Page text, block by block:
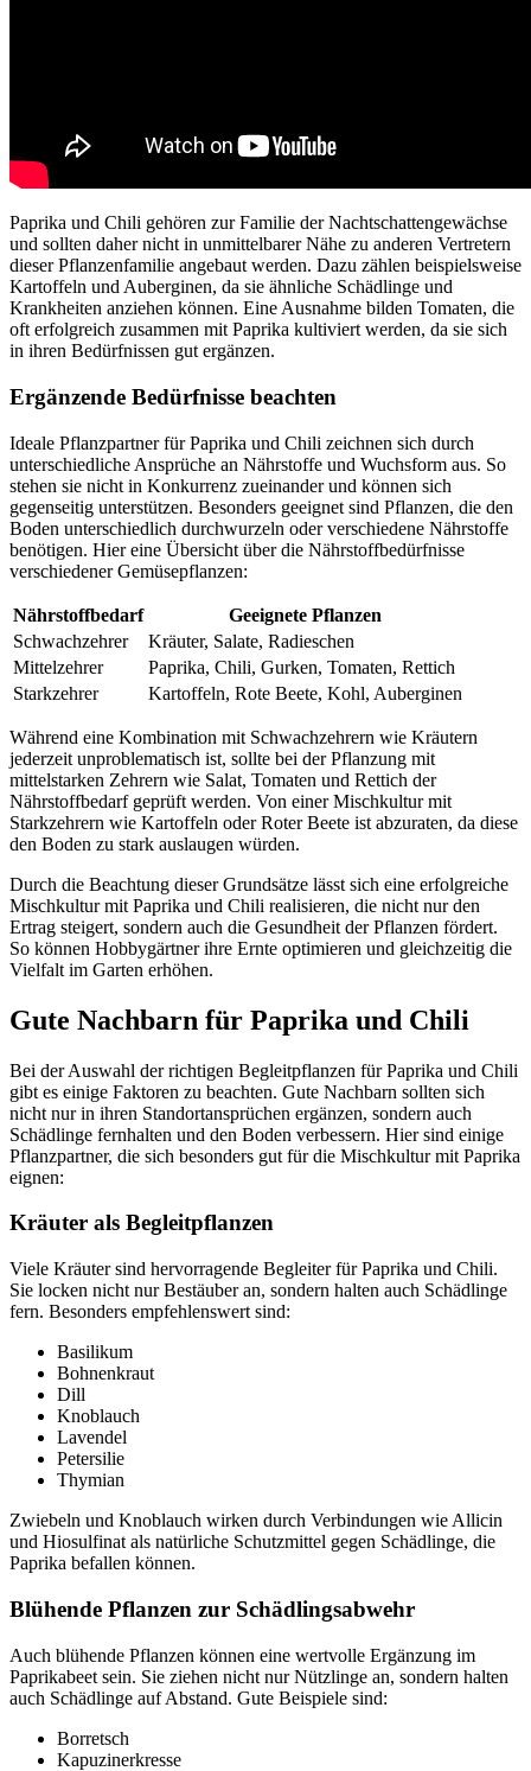
Paprika und Chili gehören zur Familie der Nachtschattengewächse
und sollten daher nicht in unmittelbarer Nähe zu anderen Vertretern
dieser Pflanzenfamilie angebaut werden. Dazu zählen beispielsweise
Kartoffeln und Auberginen, da sie ähnliche Schädlinge und
Krankheiten anziehen können. Eine Ausnahme bilden Tomaten, die
oft erfolgreich zusammen mit Paprika kultiviert werden, da sie sich
in ihren Bedürfnissen gut ergänzen.
Ergänzende Bedürfnisse beachten
Ideale Pflanzpartner für Paprika und Chili zeichnen sich durch
unterschiedliche Ansprüche an Nährstoffe und Wuchsform aus. So
stehen sie nicht in Konkurrenz zueinander und können sich
gegenseitig unterstützen. Besonders geeignet sind Pflanzen, die den
Boden unterschiedlich durchwurzeln oder verschiedene Nährstoffe
benötigen. Hier eine Übersicht über die Nährstoffbedürfnisse
verschiedener Gemüsepflanzen:
Nährstoffbedarf
Geeignete Pflanzen
Schwachzehrer
Kräuter, Salate, Radieschen
Mittelzehrer
Paprika, Chili, Gurken, Tomaten, Rettich
Starkzehrer
Kartoffeln, Rote Beete, Kohl, Auberginen
Während eine Kombination mit Schwachzehrern wie Kräutern
jederzeit unproblematisch ist, sollte bei der Pflanzung mit
mittelstarken Zehrern wie Salat, Tomaten und Rettich der
Nährstoffbedarf geprüft werden. Von einer Mischkultur mit
Starkzehrern wie Kartoffeln oder Roter Beete ist abzuraten, da diese
den Boden zu stark auslaugen würden.
Durch die Beachtung dieser Grundsätze lässt sich eine erfolgreiche
Mischkultur mit Paprika und Chili realisieren, die nicht nur den
Ertrag steigert, sondern auch die Gesundheit der Pflanzen fördert.
So können Hobbygärtner ihre Ernte optimieren und gleichzeitig die
Vielfalt im Garten erhöhen.
Gute Nachbarn für Paprika und Chili
Bei der Auswahl der richtigen Begleitpflanzen für Paprika und Chili
gibt es einige Faktoren zu beachten. Gute Nachbarn sollten sich
nicht nur in ihren Standortansprüchen ergänzen, sondern auch
Schädlinge fernhalten und den Boden verbessern. Hier sind einige
Pflanzpartner, die sich besonders gut für die Mischkultur mit Paprika
eignen:
Kräuter als Begleitpflanzen
Viele Kräuter sind hervorragende Begleiter für Paprika und Chili.
Sie locken nicht nur Bestäuber an, sondern halten auch Schädlinge
fern. Besonders empfehlenswert sind:
Basilikum
Bohnenkraut
Dill
Knoblauch
Lavendel
Petersilie
Thymian
Zwiebeln und Knoblauch wirken durch Verbindungen wie Allicin
und Hiosulfinat als natürliche Schutzmittel gegen Schädlinge, die
Paprika befallen können.
Blühende Pflanzen zur Schädlingsabwehr
Auch blühende Pflanzen können eine wertvolle Ergänzung im
Paprikabeet sein. Sie ziehen nicht nur Nützlinge an, sondern halten
auch Schädlinge auf Abstand. Gute Beispiele sind:
Borretsch
Kapuzinerkresse